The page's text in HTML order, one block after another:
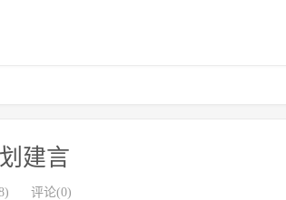
建言
评论(0)